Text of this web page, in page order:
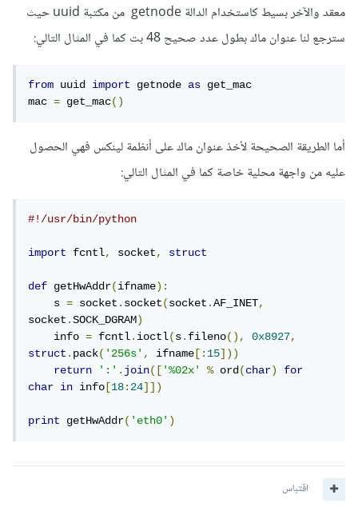
معقد والآخر بسيط كاستخدام الدالة getnode من مكتبة uuid حيث
سترجع لنا عنوان ماك بطول عدد صحيح 48 بت كما في المثال التالي:
from uuid import getnode as get_mac
mac = get_mac()
أما الطريقة الصحيحة لأخذ عنوان ماك على أنظمة لينكس فهي الحصول
عليه من واجهة محلية خاصة كما في المثال التالي:
#!/usr/bin/python
import fcntl, socket, struct
def getHwAddr(ifname):
    s
= socket.socket(socket.AF_INET,
socket.SOCK_DGRAM)
    info
= fcntl.ioctl(s.fileno(), 0x8927,
struct.pack('256s', ifname [:15]))
return
':'.join(['%02x' % ord(char)
for
char
in info [18:24]])
print getHwAddr('eth0')
اقتباس